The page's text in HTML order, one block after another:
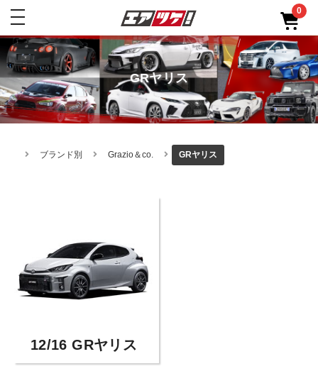
toggle
0
GRヤリス
ブランド別 Grazio＆co. GRヤリス
12/16 GRヤリス